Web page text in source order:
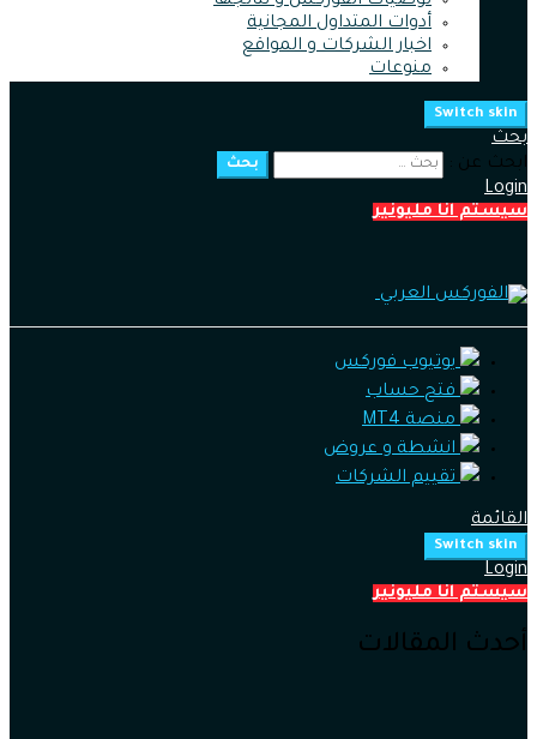
أدوات المتداول المجانية
اخبار الشركات و المواقع
منوعات
Switch skin
بحث
ابحث عن :
بحث
Login
سيستم انا مليونير
يوتيوب فوركس
فتح حساب
منصة MT4
انشطة و عروض
تقييم الشركات
القائمة
Switch skin
Login
سيستم انا مليونير
أحدث المقالات